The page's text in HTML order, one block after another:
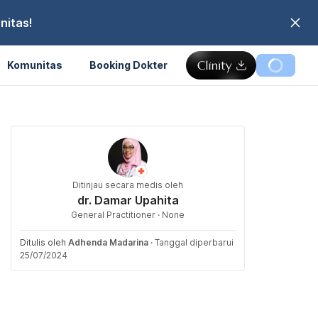
Komunitas Booking Dokter
Ditinjau secara medis oleh
dr. Damar Upahita
General Practitioner · None
Ditulis oleh Adhenda Madarina · Tanggal diperbarui
25/07/2024